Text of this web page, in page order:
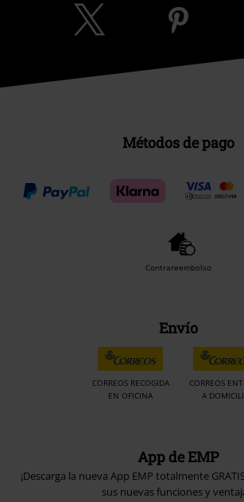
Métodos de pago
Contrareembolso
Envío
CORREOS RECOGIDA
EN OFICINA
CORREOS
A
App de EMP
¡Descarga la nueva App EMP totalmente
sus nuevas funciones y